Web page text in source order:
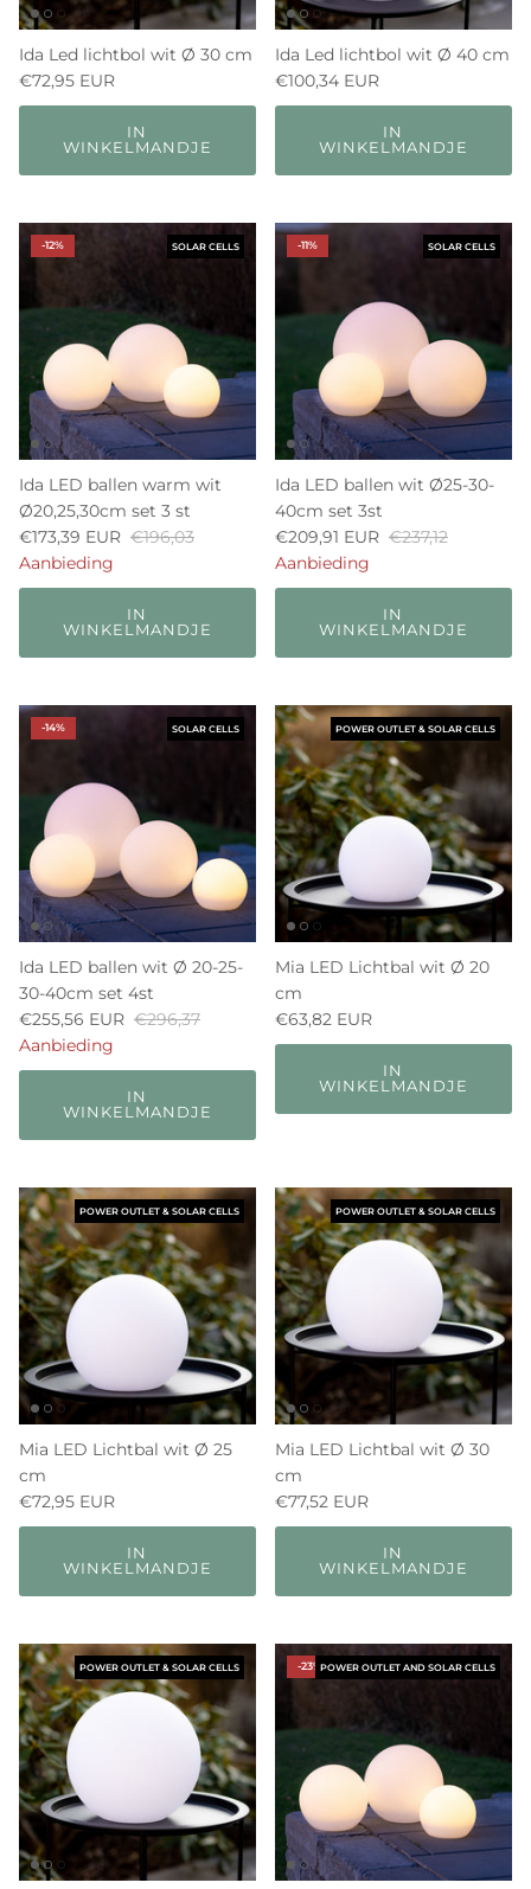
Ida Led lichtbol wit Ø 30 cm
€72,95 EUR
IN
WINKELMANDJE
Ida Led lichtbol wit Ø 40 cm
€100,34 EUR
IN
WINKELMANDJE
SOLAR CELLS
-12%
Ida LED ballen warm wit
Ø20,25,30cm set 3 st
€173,39 EUR €196,03
Aanbieding
IN
WINKELMANDJE
SOLAR CELLS
-11%
Ida LED ballen wit Ø25-30-
40cm set 3st
€209,91 EUR €237,12
Aanbieding
IN
WINKELMANDJE
SOLAR CELLS
-14%
Ida LED ballen wit Ø 20-25-
30-40cm set 4st
€255,56 EUR €296,37
Aanbieding
IN
WINKELMANDJE
POWER OUTLET & SOLAR CELLS
Mia LED Lichtbal wit Ø 20
cm
€63,82 EUR
IN
WINKELMANDJE
POWER OUTLET & SOLAR CELLS
Mia LED Lichtbal wit Ø 25
cm
€72,95 EUR
IN
WINKELMANDJE
POWER OUTLET & SOLAR CELLS
Mia LED Lichtbal wit Ø 30
cm
€77,52 EUR
IN
WINKELMANDJE
POWER OUTLET & SOLAR CELLS POWER OUTLET AND SOLAR CELLS
-23%